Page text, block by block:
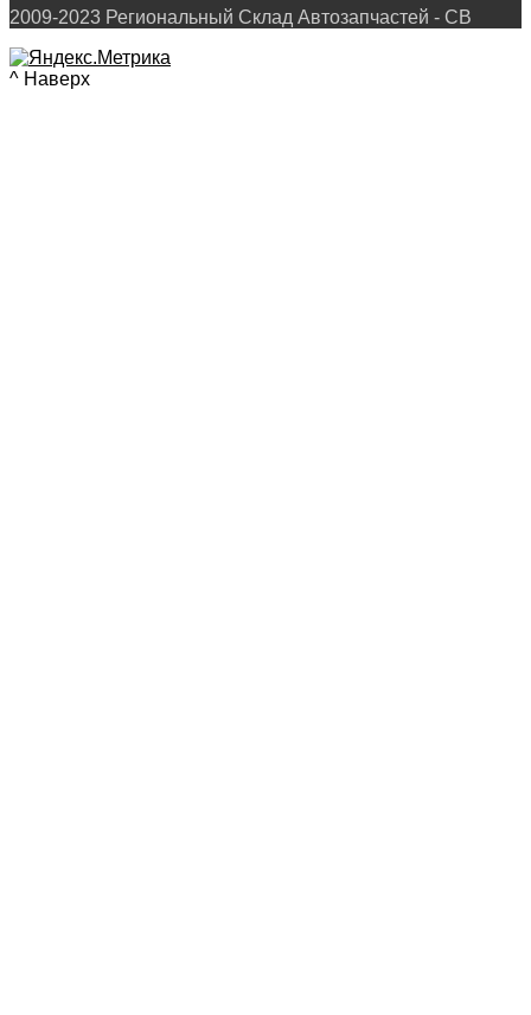
2009-2023 Региональный Склад Автозапчастей - СВ
^ Наверх